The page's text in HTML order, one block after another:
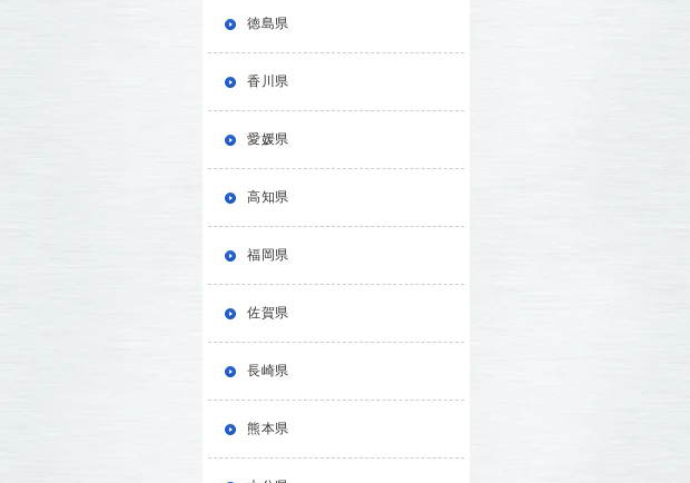
徳島県
香川県
愛媛県
高知県
福岡県
佐賀県
長崎県
熊本県